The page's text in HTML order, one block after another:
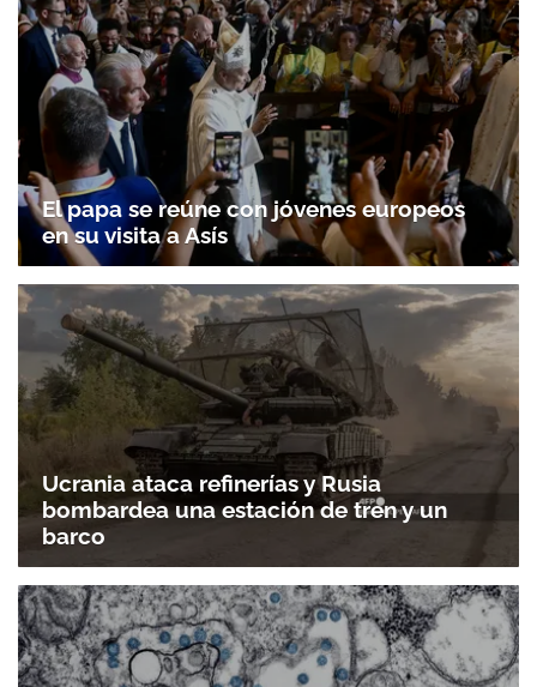
El papa se reúne con jóvenes europeos
en su visita a Asís
Ucrania ataca refinerías y Rusia
bombardea una estación de tren y un
barco